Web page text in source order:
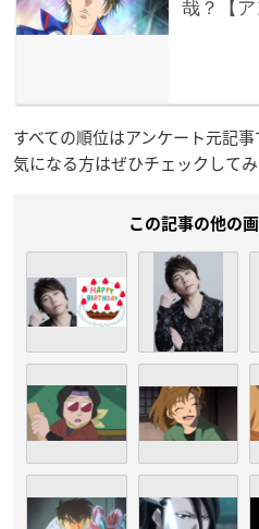
すべての順位はアンケート元記
気になる方はぜひチェックしてみ
この記事の他の